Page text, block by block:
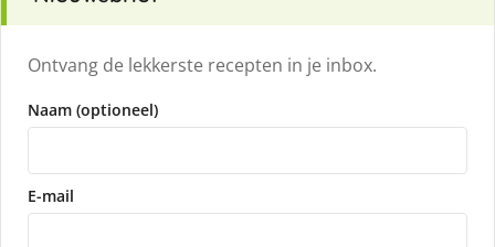
Ontvang de lekkerste recepten in je inbox.
Naam (optioneel)
E-mail